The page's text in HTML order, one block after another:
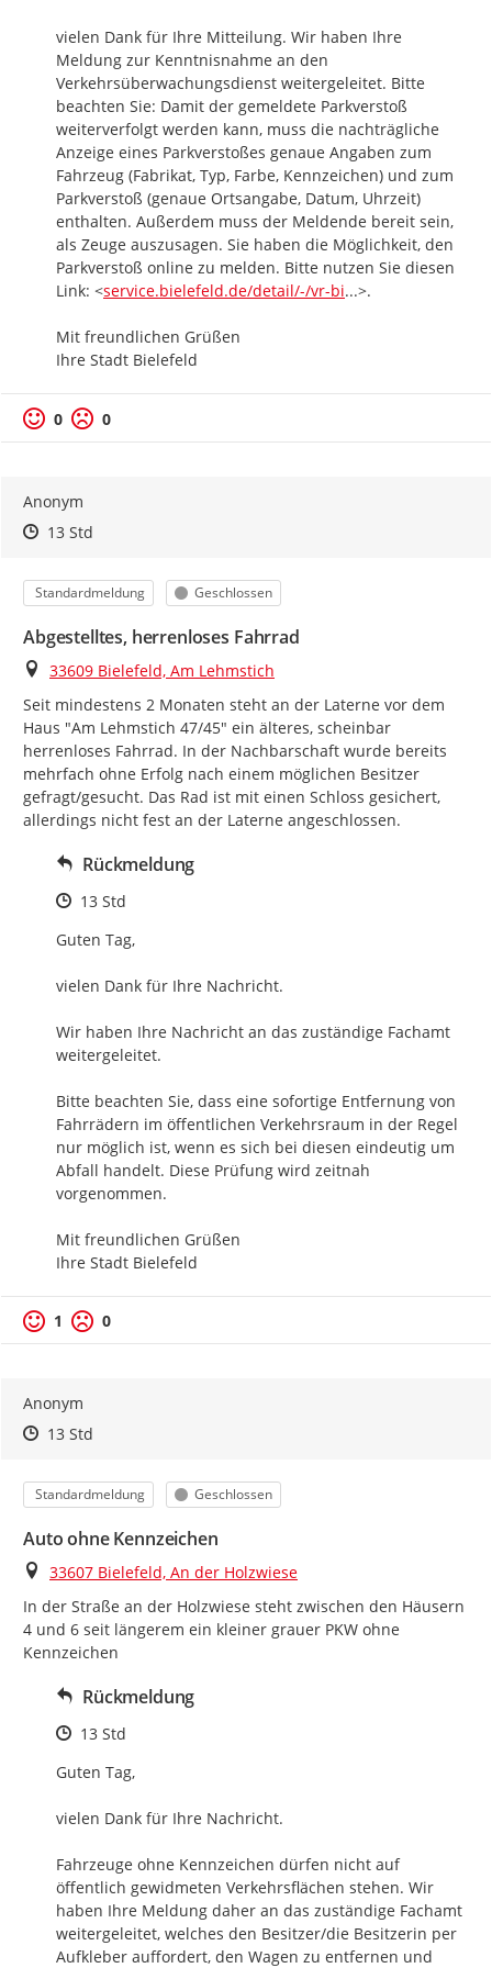
vielen Dank für Ihre Mitteilung. Wir haben Ihre
Meldung zur Kenntnisnahme an den
Verkehrsüberwachungsdienst weitergeleitet. Bitte
beachten Sie: Damit der gemeldete Parkverstoß
weiterverfolgt werden kann, muss die nachträgliche
Anzeige eines Parkverstoßes genaue Angaben zum
Fahrzeug (Fabrikat, Typ, Farbe, Kennzeichen) und zum
Parkverstoß (genaue Ortsangabe, Datum, Uhrzeit)
enthalten. Außerdem muss der Meldende bereit sein,
als Zeuge auszusagen. Sie haben die Möglichkeit, den
Parkverstoß online zu melden. Bitte nutzen Sie diesen
Link: <https://
service.bielefeld.de/detail/-/vr-bis-detail/
...>.
Mit freundlichen Grüßen
Ihre Stadt Bielefeld
0 0
Anonym
Zeitpunkt des Erstellens
Zeitpunkt des Erstellens
13 StdZur Äußerung
Kategorie
Standardmeldung Status
Geschlossen
Abgestelltes, herrenloses Fahrrad
Ort
33609 Bielefeld, Am Lehmstich
Seit mindestens 2 Monaten steht an der Laterne vor dem
Haus "Am Lehmstich 47/45" ein älteres, scheinbar
herrenloses Fahrrad. In der Nachbarschaft wurde bereits
mehrfach ohne Erfolg nach einem möglichen Besitzer
gefragt/gesucht. Das Rad ist mit einen Schloss gesichert,
allerdings nicht fest an der Laterne angeschlossen.
Rückmeldung
Zeitpunkt des Erstellens
13 Std
Guten Tag,
vielen Dank für Ihre Nachricht.
Wir haben Ihre Nachricht an das zuständige Fachamt
weitergeleitet.
Bitte beachten Sie, dass eine sofortige Entfernung von
Fahrrädern im öffentlichen Verkehrsraum in der Regel
nur möglich ist, wenn es sich bei diesen eindeutig um
Abfall handelt. Diese Prüfung wird zeitnah
vorgenommen.
Mit freundlichen Grüßen
Ihre Stadt Bielefeld
1 0
Anonym
Zeitpunkt des Erstellens
Zeitpunkt des Erstellens
13 StdZur Äußerung
Kategorie
Standardmeldung Status
Geschlossen
Auto ohne Kennzeichen
Ort
33607 Bielefeld, An der Holzwiese
In der Straße an der Holzwiese steht zwischen den Häusern
4 und 6 seit längerem ein kleiner grauer PKW ohne
Kennzeichen
Rückmeldung
Zeitpunkt des Erstellens
13 Std
Guten Tag,
vielen Dank für Ihre Nachricht.
Fahrzeuge ohne Kennzeichen dürfen nicht auf
öffentlich gewidmeten Verkehrsflächen stehen. Wir
haben Ihre Meldung daher an das zuständige Fachamt
weitergeleitet, welches den Besitzer/die Besitzerin per
Aufkleber auffordert, den Wagen zu entfernen und